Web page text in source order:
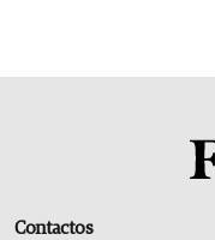
Contactos